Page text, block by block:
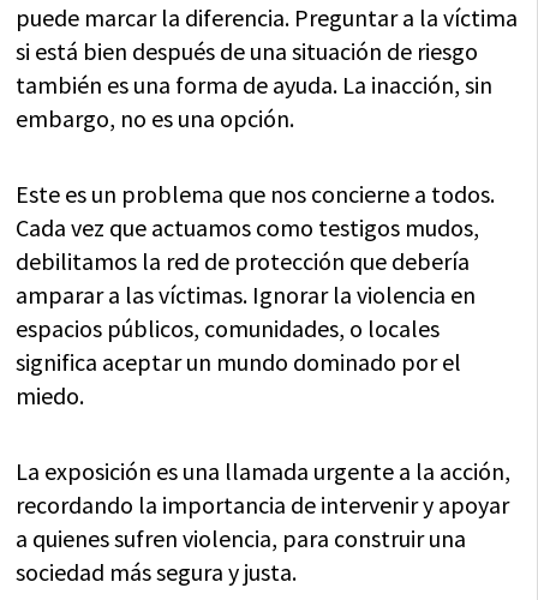
puede marcar la diferencia. Preguntar a la víctima
si está bien después de una situación de riesgo
también es una forma de ayuda. La inacción, sin
embargo, no es una opción.
Este es un problema que nos concierne a todos.
Cada vez que actuamos como testigos mudos,
debilitamos la red de protección que debería
amparar a las víctimas. Ignorar la violencia en
espacios públicos, comunidades, o locales
significa aceptar un mundo dominado por el
miedo.
La exposición es una llamada urgente a la acción,
recordando la importancia de intervenir y apoyar
a quienes sufren violencia, para construir una
sociedad más segura y justa.